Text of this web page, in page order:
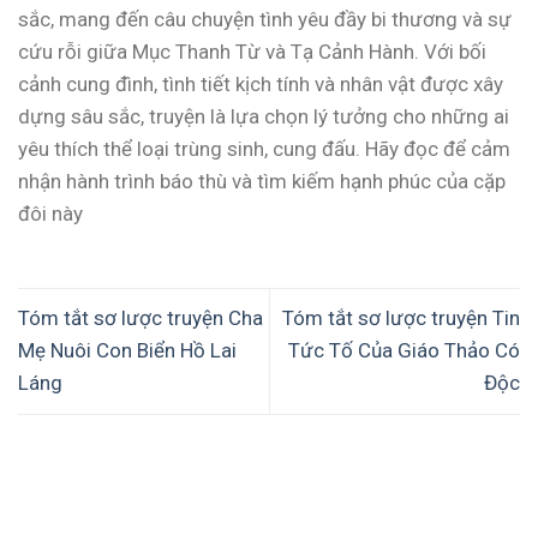
sắc, mang đến câu chuyện tình yêu đầy bi thương và sự
cứu rỗi giữa Mục Thanh Từ và Tạ Cảnh Hành. Với bối
cảnh cung đình, tình tiết kịch tính và nhân vật được xây
dựng sâu sắc, truyện là lựa chọn lý tưởng cho những ai
yêu thích thể loại trùng sinh, cung đấu. Hãy đọc để cảm
nhận hành trình báo thù và tìm kiếm hạnh phúc của cặp
đôi này
Tóm tắt sơ lược truyện Cha
Mẹ Nuôi Con Biển Hồ Lai
Láng
Tóm tắt sơ lược truyện Tin
Tức Tố Của Giáo Thảo Có
Độc